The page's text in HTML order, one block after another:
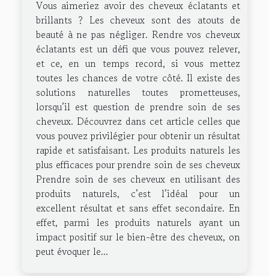
Vous aimeriez avoir des cheveux éclatants et
brillants ? Les cheveux sont des atouts de
beauté à ne pas négliger. Rendre vos cheveux
éclatants est un défi que vous pouvez relever,
et ce, en un temps record, si vous mettez
toutes les chances de votre côté. Il existe des
solutions naturelles toutes prometteuses,
lorsqu’il est question de prendre soin de ses
cheveux. Découvrez dans cet article celles que
vous pouvez privilégier pour obtenir un résultat
rapide et satisfaisant. Les produits naturels les
plus efficaces pour prendre soin de ses cheveux
Prendre soin de ses cheveux en utilisant des
produits naturels, c’est l’idéal pour un
excellent résultat et sans effet secondaire. En
effet, parmi les produits naturels ayant un
impact positif sur le bien-être des cheveux, on
peut évoquer le...